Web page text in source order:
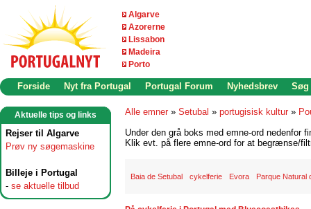
Algarve
Azorerne
Lissabon
Madeira
Porto
Forside Nyt fra Portugal Portugal Forum Nyhedsbrev Søg
Aktuelle tips og links
Rejser til Algarve
Prøv ny søgemaskine
Billeje i Portugal
- se aktuelle tilbud
Alle emner » Setubal » portugisisk kultur »
Under den grå boks med emne-ord nedenfor
Klik evt. på flere emne-ord for at begrænse/
Baia de Setubal cykelferie Evora Parque Natural